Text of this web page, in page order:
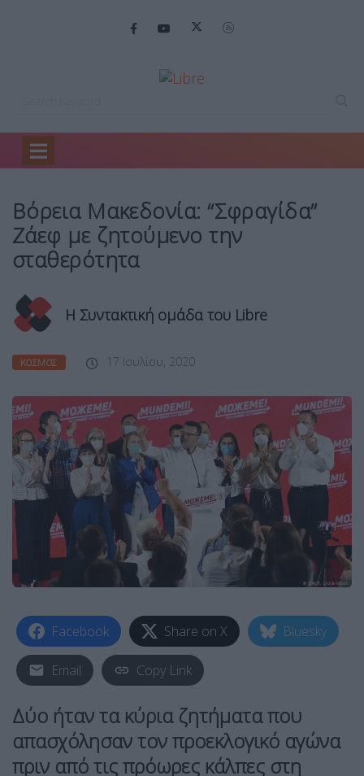
Home
Βόρεια Μακεδονία: “Σφραγίδα”
Ζάεφ με ζητούμενο την
σταθερότητα
Η Συντακτική ομάδα του Libre
ΚΌΣΜΟΣ 17 Ιουλίου, 2020
Facebook Share on X Bluesky
Email Copy Link
Δύο ήταν τα κύρια ζητήματα που
απασχόλησαν τον προεκλογικό αγώνα
πριν από τις πρόωρες κάλπες στη